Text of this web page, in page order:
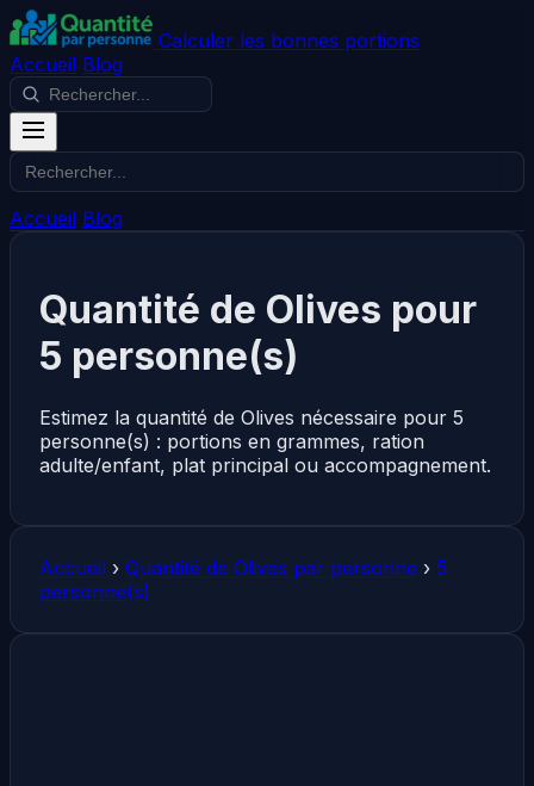
Calculer les bonnes portions
Accueil Blog
Accueil Blog
Quantité de Olives pour
5 personne(s)
Estimez la quantité de Olives nécessaire pour 5
personne(s) : portions en grammes, ration
adulte/enfant, plat principal ou accompagnement.
Accueil › Quantité de Olives par personne › 5
personne(s)